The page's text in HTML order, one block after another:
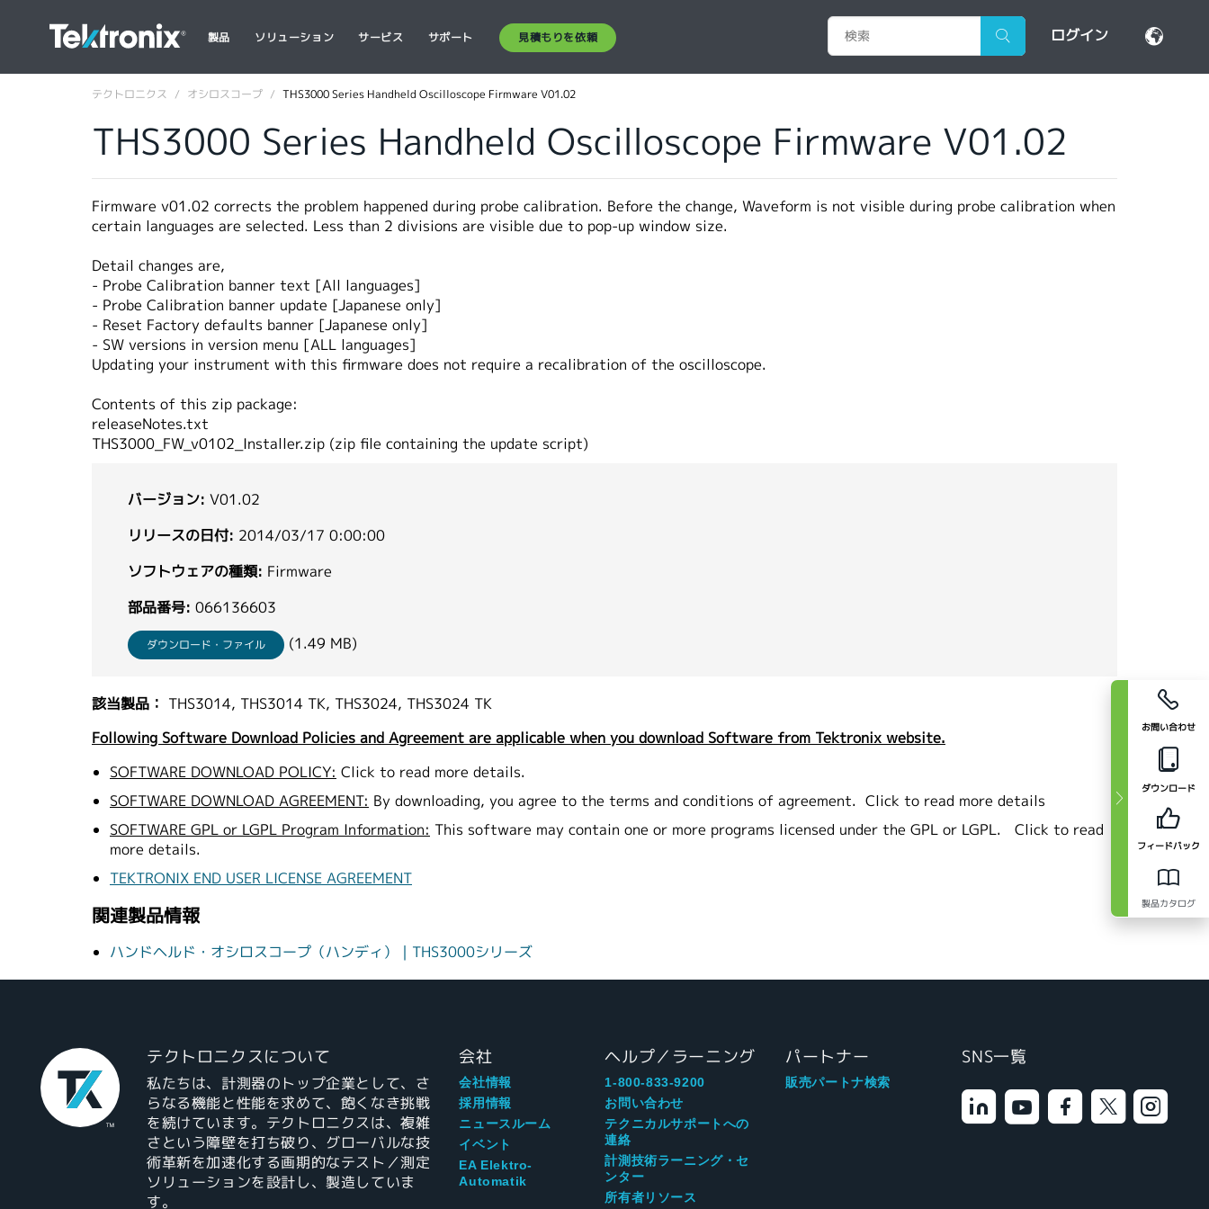
製品 ソリューション サービス サポート 見積もりを依頼 ログイン
お問い合わせ
ダウンロード
フィードバック
製品カタログ
テクトロニクス オシロスコープ THS3000 Series Handheld Oscilloscope Firmware V01.02
THS3000 Series Handheld Oscilloscope Firmware V01.02
Firmware v01.02 corrects the problem happened during probe calibration. Before the change, Waveform is not visible during probe calibration when
certain languages are selected. Less than 2 divisions are visible due to pop-up window size.
Detail changes are,
- Probe Calibration banner text [All languages]
- Probe Calibration banner update [Japanese only]
- Reset Factory defaults banner [Japanese only]
- SW versions in version menu [ALL languages]
Updating your instrument with this firmware does not require a recalibration of the oscilloscope.
Contents of this zip package:
releaseNotes.txt
THS3000_FW_v0102_Installer.zip (zip file containing the update script)
バージョン: V01.02
リリースの日付: 2014/03/17 0:00:00
ソフトウェアの種類: Firmware
部品番号: 066136603
ダウンロード・ファイル (1.49 MB)
該当製品： THS3014, THS3014 TK, THS3024, THS3024 TK
Following Software Download Policies and Agreement are applicable when you download Software from Tektronix website.
SOFTWARE DOWNLOAD POLICY: Click to read more details.
SOFTWARE DOWNLOAD AGREEMENT: By downloading, you agree to the terms and conditions of agreement. Click to read more details
SOFTWARE GPL or LGPL Program Information: This software may contain one or more programs licensed under the GPL or LGPL.
Click to read
more details.
TEKTRONIX END USER LICENSE AGREEMENT
関連製品情報
ハンドヘルド・オシロスコープ（ハンディ）｜THS3000シリーズ
テクトロニクスについて
私たちは、計測器のトップ企業として、さ
らなる機能と性能を求めて、飽くなき挑戦
を続けています。テクトロニクスは、複雑
さという障壁を打ち破り、グローバルな技
術革新を加速化する画期的なテスト／測定
ソリューションを設計し、製造していま
す。
会社
会社情報
採用情報
ニュースルーム
イベント
EA Elektro-
Automatik
ヘルプ／ラーニング
1-800-833-9200
お問い合わせ
テクニカルサポートへの
連絡
計測技術ラーニング・セ
ンター
所有者リソース
パートナー
販売パートナ検索
SNS一覧